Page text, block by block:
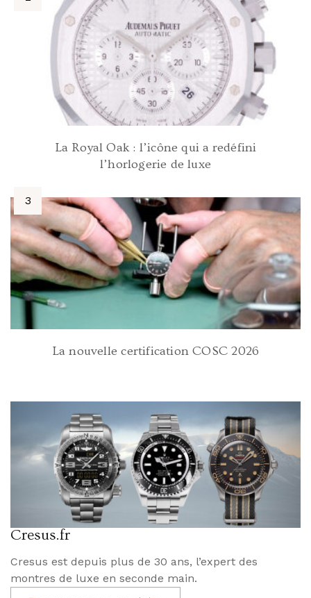
La Royal Oak : l’icône qui a redéfini
l’horlogerie de luxe
La nouvelle certification COSC 2026
Cresus.fr
Cresus est depuis plus de 30 ans, l’expert des
montres de luxe en seconde main.